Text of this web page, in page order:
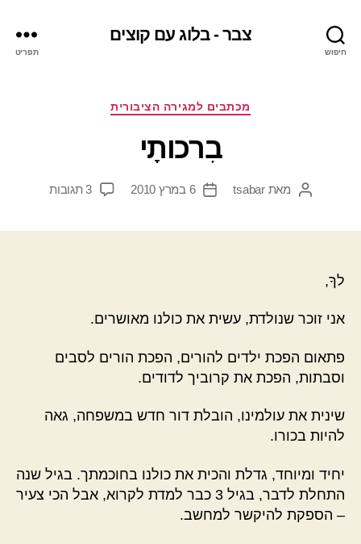
חיפוש
צבר - בלוג עם קוצים
תפריט
קטגוריות
מכתבים למגירה הציבורית
בִרכותָי
המחבר
מאתtsabar
תאריך
6 במרץ 2010 3 תגובות
על
לךָ,
אני זוכר שנולדת, עשית את כולנו מאושרים.
פתאום הפכת ילדים להורים, הפכת הורים לסבים
וסבתות, הפכת את קרוביך לדודים.
שינית את עולמינו, הובלת דור חדש במשפחה, גאה
להיות בכורו.
יחיד ומיוחד, גדלת והכית את כולנו בחוכמתך. בגיל שנה
התחלת לדבר, בגיל 3 כבר למדת לקרוא, אבל הכי צעיר
– הספקת להיקשר למחשב.